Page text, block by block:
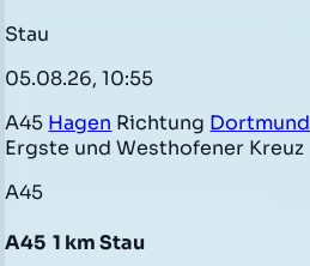
Stau
05.08.26, 10:55
A45 Hagen Richtung Dortmund
Ergste und Westhofener Kreuz
A45
A45 1 km Stau